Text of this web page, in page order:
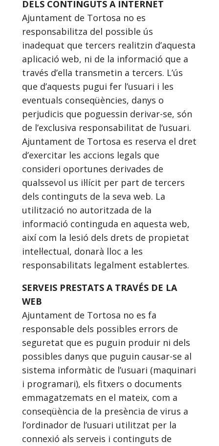
DELS CONTINGUTS A INTERNET
Ajuntament de Tortosa no es
responsabilitza del possible ús
inadequat que tercers realitzin d’aquesta
aplicació web, ni de la informació que a
través d’ella transmetin a tercers. L’ús
que d’aquests pugui fer l’usuari i les
eventuals conseqüències, danys o
perjudicis que poguessin derivar-se, són
de l’exclusiva responsabilitat de l’usuari.
Ajuntament de Tortosa es reserva el dret
d’exercitar les accions legals que
consideri oportunes derivades de
qualssevol us il·lícit per part de tercers
dels continguts de la seva web. La
utilització no autoritzada de la
informació continguda en aquesta web,
així com la lesió dels drets de propietat
intel·lectual, donarà lloc a les
responsabilitats legalment establertes.
SERVEIS PRESTATS A TRAVÉS DE LA
WEB
Ajuntament de Tortosa no es fa
responsable dels possibles errors de
seguretat que es puguin produir ni dels
possibles danys que puguin causar-se al
sistema informàtic de l’usuari (maquinari
i programari), els fitxers o documents
emmagatzemats en el mateix, com a
conseqüència de la presència de virus a
l’ordinador de l’usuari utilitzat per la
connexió als serveis i continguts de